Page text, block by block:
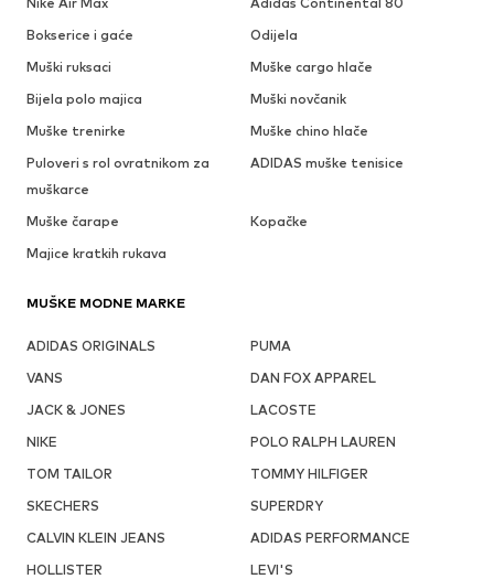
Bokserice i gaće
Odijela
Muški ruksaci
Muške cargo hlače
Bijela polo majica
Muški novčanik
Muške trenirke
Muške chino hlače
Puloveri s rol ovratnikom za
muškarce
ADIDAS muške tenisice
Muške čarape
Kopačke
Majice kratkih rukava
MUŠKE MODNE MARKE
ADIDAS ORIGINALS
PUMA
VANS
DAN FOX APPAREL
JACK & JONES
LACOSTE
NIKE
POLO RALPH LAUREN
TOM TAILOR
TOMMY HILFIGER
SKECHERS
SUPERDRY
CALVIN KLEIN JEANS
ADIDAS PERFORMANCE
HOLLISTER
LEVI'S